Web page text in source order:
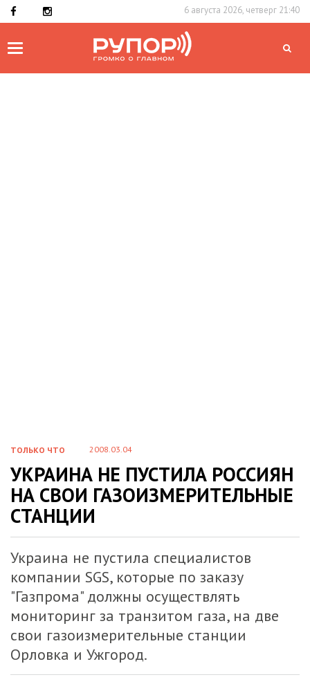
6 августа 2026, четверг 21:40
Toggle
ТОЛЬКО ЧТО 2008.03.04
УКРАИНА НЕ ПУСТИЛА РОССИЯН
НА СВОИ ГАЗОИЗМЕРИТЕЛЬНЫЕ
СТАНЦИИ
Украина не пустила специалистов
компании SGS, которые по заказу
"Газпрома" должны осуществлять
мониторинг за транзитом газа, на две
свои газоизмерительные станции
Орловка и Ужгород.